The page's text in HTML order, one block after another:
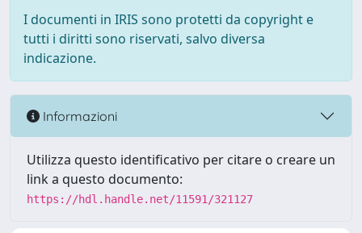
I documenti in IRIS sono protetti da copyright e
tutti i diritti sono riservati, salvo diversa
indicazione.
Informazioni
Utilizza questo identificativo per citare o creare un
link a questo documento:
https://hdl.handle.net/11591/321127